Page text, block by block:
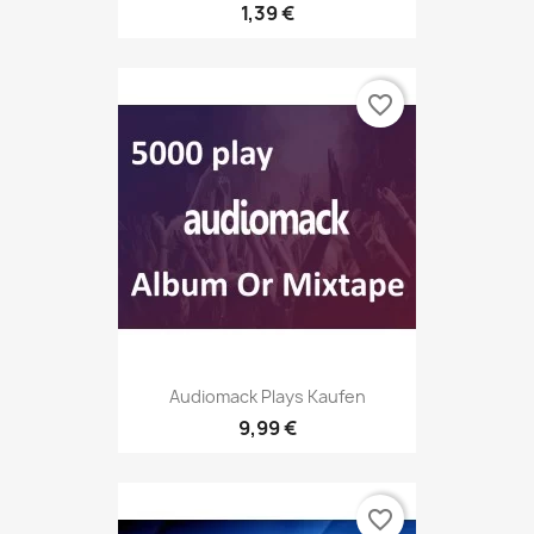
1,39 €
Audiomack Plays Kaufen
9,99 €
favorite_border
favorite_border